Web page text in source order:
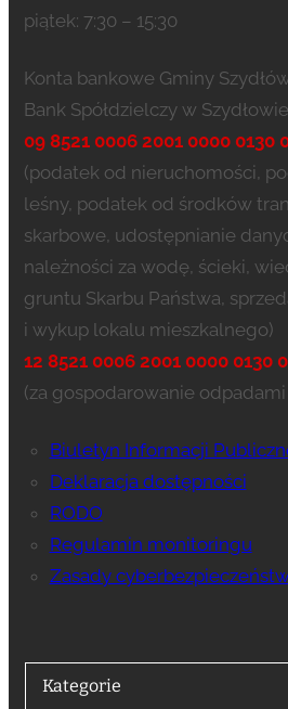
piątek: 7:30 – 15:30
Konta bankowe Gminy
Bank Spółdzielczy w Szydłowie
09 8521 0006 2001 0000 0130
(podatek od nieruchomości,
leśny, podatek od środków
skarbowe, udostępnianie
należności za wodę, ścieki,
gruntu Skarbu Państwa,
i wykup lokalu mieszkalnego)
12 8521 0006 2001 0000 0130
(za gospodarowanie
Biuletyn Informacji
Deklaracja dostępności
RODO
Regulamin monitoringu
Zasady
Kategorie